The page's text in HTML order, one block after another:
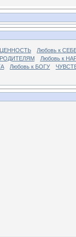
Любовь к
РОДИТЕЛЯМ
Любовь к
Любовь к БОГУ